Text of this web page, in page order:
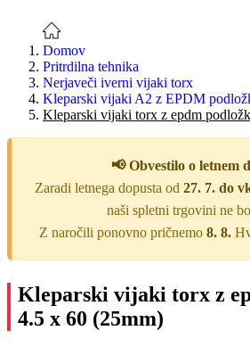
Domov
Pritrdilna tehnika
Nerjaveči iverni vijaki torx
Kleparski vijaki A2 z EPDM
Kleparski vijaki torx z epdm
📢 Obvestilo o letnem
Zaradi letnega dopusta od 27. 7. do
naši spletni trgovini ne
Z naročili ponovno pričnemo 8. 8.
Kleparski vijaki torx z
4.5 x 60 (25mm)